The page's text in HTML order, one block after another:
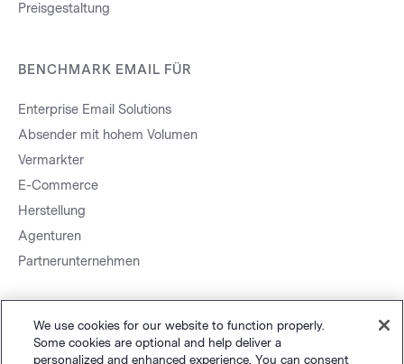
Preisgestaltung
BENCHMARK EMAIL FÜR
Enterprise Email Solutions
Absender mit hohem Volumen
Vermarkter
E-Commerce
Herstellung
Agenturen
Partnerunternehmen
We use cookies for our website to function properly.
Some cookies are optional and help deliver a
personalized and enhanced experience. You can consent